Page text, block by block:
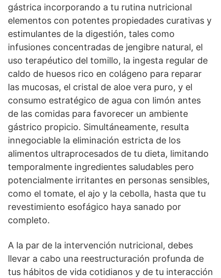
gástrica incorporando a tu rutina nutricional
elementos con potentes propiedades curativas y
estimulantes de la digestión, tales como
infusiones concentradas de jengibre natural, el
uso terapéutico del tomillo, la ingesta regular de
caldo de huesos rico en colágeno para reparar
las mucosas, el cristal de aloe vera puro, y el
consumo estratégico de agua con limón antes
de las comidas para favorecer un ambiente
gástrico propicio. Simultáneamente, resulta
innegociable la eliminación estricta de los
alimentos ultraprocesados de tu dieta, limitando
temporalmente ingredientes saludables pero
potencialmente irritantes en personas sensibles,
como el tomate, el ajo y la cebolla, hasta que tu
revestimiento esofágico haya sanado por
completo.
A la par de la intervención nutricional, debes
llevar a cabo una reestructuración profunda de
tus hábitos de vida cotidianos y de tu interacción